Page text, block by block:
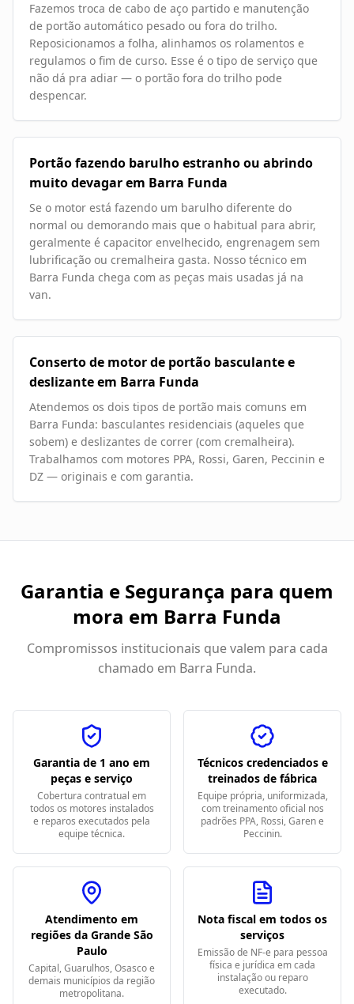
Fazemos troca de cabo de aço partido e manutenção
de portão automático pesado ou fora do trilho.
Reposicionamos a folha, alinhamos os rolamentos e
regulamos o fim de curso. Esse é o tipo de serviço que
não dá pra adiar — o portão fora do trilho pode
despencar.
Portão fazendo barulho estranho ou abrindo
muito devagar em Barra Funda
Se o motor está fazendo um barulho diferente do
normal ou demorando mais que o habitual para abrir,
geralmente é capacitor envelhecido, engrenagem sem
lubrificação ou cremalheira gasta. Nosso técnico em
Barra Funda chega com as peças mais usadas já na
van.
Conserto de motor de portão basculante e
deslizante em Barra Funda
Atendemos os dois tipos de portão mais comuns em
Barra Funda: basculantes residenciais (aqueles que
sobem) e deslizantes de correr (com cremalheira).
Trabalhamos com motores PPA, Rossi, Garen, Peccinin e
DZ — originais e com garantia.
Garantia e Segurança para quem
mora em Barra Funda
Compromissos institucionais que valem para cada
chamado em Barra Funda.
Garantia de 1 ano em
peças e serviço
Cobertura contratual em
todos os motores instalados
e reparos executados pela
equipe técnica.
Técnicos credenciados e
treinados de fábrica
Equipe própria, uniformizada,
com treinamento oficial nos
padrões PPA, Rossi, Garen e
Peccinin.
Atendimento em
regiões da Grande São
Paulo
Capital, Guarulhos, Osasco e
demais municípios da região
metropolitana.
Nota fiscal em todos os
serviços
Emissão de NF-e para pessoa
física e jurídica em cada
instalação ou reparo
executado.